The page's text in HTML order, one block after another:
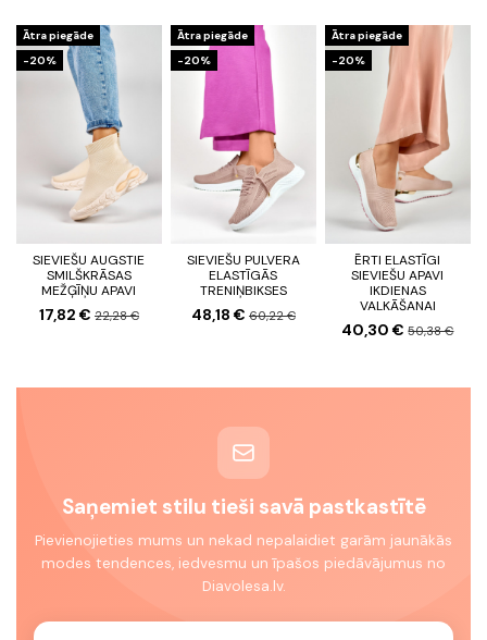
Ātra piegāde
-20%
SIEVIEŠU AUGSTIE
SMILŠKRĀSAS
MEŽĢĪŅU APAVI
17,82 € 22,28 €
Ātra piegāde
-20%
SIEVIEŠU PULVERA
ELASTĪGĀS
TRENIŅBIKSES
48,18 € 60,22 €
Ātra piegāde
-20%
ĒRTI ELASTĪGI
SIEVIEŠU APAVI
IKDIENAS
VALKĀŠANAI
40,30 €50,38 €
Saņemiet stilu tieši savā pastkastītē
Pievienojieties mums un nekad nepalaidiet garām jaunākās
modes tendences, iedvesmu un īpašos piedāvājumus no
Diavolesa.lv.